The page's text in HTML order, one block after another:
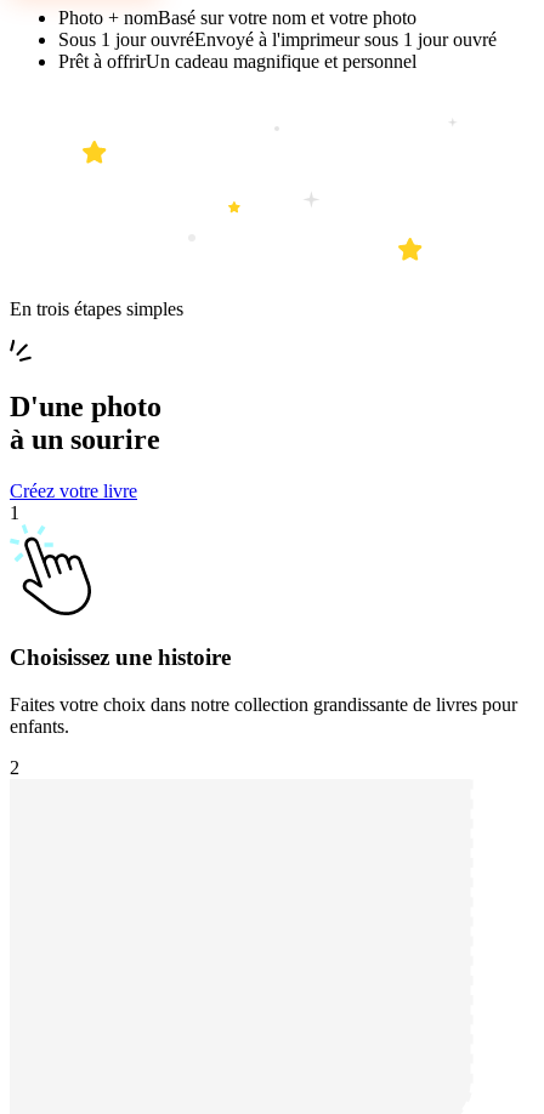
Photo + nomBasé sur votre nom et votre photo
Sous 1 jour ouvréEnvoyé à l'imprimeur sous 1 jour ouvré
Prêt à offrirUn cadeau magnifique et personnel
En trois étapes simples
D'une photo
à un sourire
Créez votre livre
1
Choisissez une histoire
Faites votre choix dans notre collection grandissante de livres pour
enfants.
2